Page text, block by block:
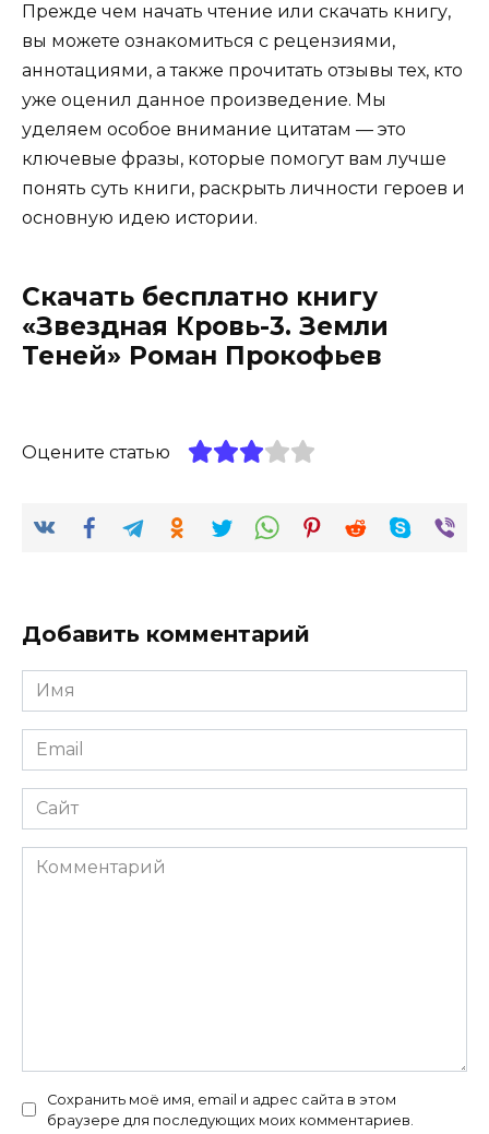
Прежде чем начать чтение или скачать книгу,
вы можете ознакомиться с рецензиями,
аннотациями, а также прочитать отзывы тех, кто
уже оценил данное произведение. Мы
уделяем особое внимание цитатам — это
ключевые фразы, которые помогут вам лучше
понять суть книги, раскрыть личности героев и
основную идею истории.
Скачать бесплатно книгу
«Звездная Кровь-3. Земли
Теней» Роман Прокофьев
Оцените статью
Добавить комментарий
Имя
*
Email
*
Сайт
Комментарий
Сохранить моё имя, email и адрес сайта в этом
браузере для последующих моих комментариев.